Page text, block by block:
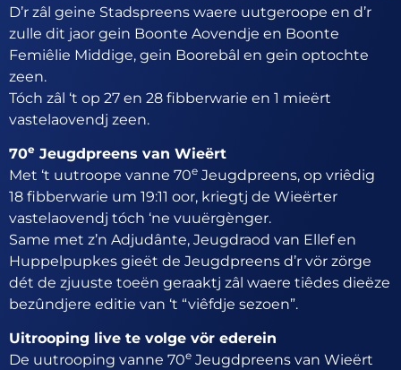
D’r zâl geine Stadspreens waere uutgeroope en d’r
zulle dit jaor gein Boonte Aovendje en Boonte
Femiêlie Middige, gein Boorebâl en gein optochte
zeen.
Tóch zâl ‘t op 27 en 28 fibberwarie en 1 mieërt
vastelaovendj zeen.
70e Jeugdpreens van Wieërt
Met ‘t uutroope vanne 70e Jeugdpreens, op vriêdig
18 fibberwarie um 19:11 oor, kriegtj de Wieërter
vastelaovendj tóch ‘ne vuuërgènger.
Same met z’n Adjudânte, Jeugdraod van Ellef en
Huppelpupkes gieët de Jeugdpreens d’r vör zörge
dét de zjuuste toeën geraaktj zâl waere tiêdes dieëze
bezûndjere editie van ‘t “viêfdje sezoen”.
Uitrooping live te volge vör ederein
De uutrooping vanne 70e Jeugdpreens van Wieërt